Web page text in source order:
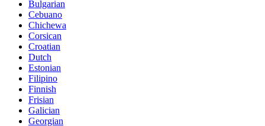
Bulgarian
Cebuano
Chichewa
Corsican
Croatian
Dutch
Estonian
Filipino
Finnish
Frisian
Galician
Georgian